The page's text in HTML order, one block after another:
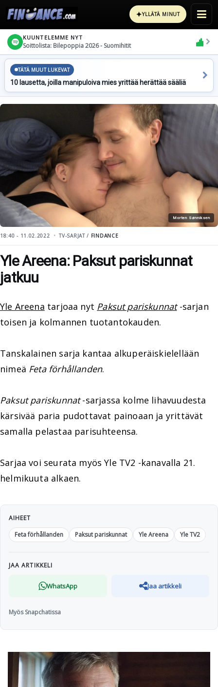
✦YLLÄTÄ MINUT
KUUNTELEMME NYT
Soittolista: Bilepoppia 2026 - Suomihitit
TÄTÄ MUUT LUKEVAT
10 lausetta, joilla manipuloiva mies yrittää herättää sääliä
Morten Sønniksen
18:40 - 11.02.2022 TV-SARJAT / FINDANCE
Yle Areena: Paksut pariskunnat
jatkuu
Yle Areena tarjoaa nyt Paksut pariskunnat-sarjan
toisen ja kolmannen tuotantokauden.
Tanskalainen sarja kantaa alkuperäiskielellään
nimeä Feta förhållanden.
Paksut pariskunnat-sarjassa kolme lihavuudesta
kärsivää paria pudottavat painoaan ja yrittävät
samalla pelastaa parisuhteensa.
Sarjaa voi seurata myös Yle TV2 -kanavalla 21.
helmikuuta alkaen.
AIHEET
Feta förhållanden
Paksut pariskunnat Yle Areena Yle TV2
JAA ARTIKKELI
WhatsApp Jaa artikkeli
Myös Snapchatissa